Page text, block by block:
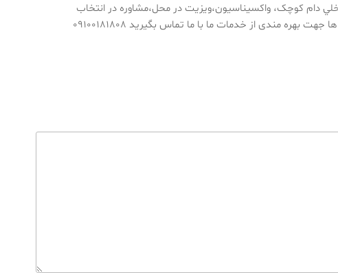
دام کوچک، واکسیناسیون،ویزیت در محل،مشاوره در انتخاب
حیوان،میکروچیپ گذاری،جرمگیری دندان،پت شاپ،ویزیت پناهگاه ها و پانسیون ها جهت بهره مندی از خدمات ما با ما تماس بگیرید ۰۹۱۰۰۱۸۱۸۰۸